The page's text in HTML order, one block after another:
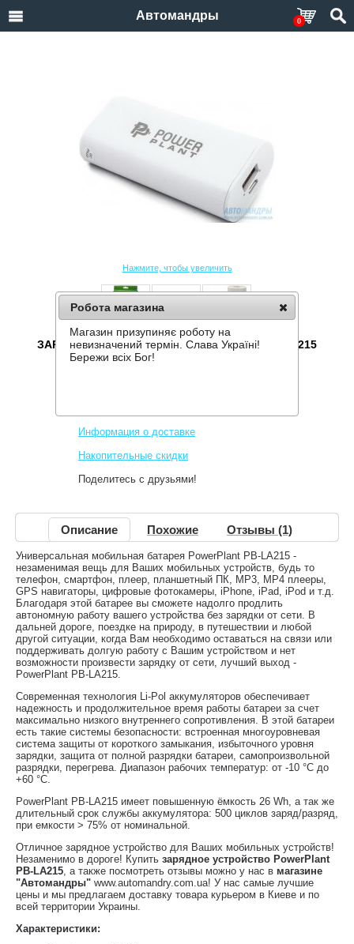
Автомандры 0
Нажмите, чтобы увеличить
ЗАРЯДНОЕ УСТРОЙСТВО POWERPLANT PB-LA215
Информация о доставке
Накопительные скидки
Поделитесь с друзьями!
Описание Похожие Отзывы (1)
Универсальная мобильная батарея PowerPlant PB-LA215 -
незаменимая вещь для Ваших мобильных устройств, будь то
телефон, смартфон, плеер, планшетный ПК, MP3, MP4 плееры,
GPS навигаторы, цифровые фотокамеры, iPhone, iPad, iPod и т.д.
Благодаря этой батарее вы сможете надолго продлить
автономную работу вашего устройства без зарядки от сети. В
дальней дороге, поездке на природу, в путешествии и любой
другой ситуации, когда Вам необходимо оставаться на связи или
поддерживать долгую работу с Вашим устройством и нет
возможности произвести зарядку от сети, лучший выход -
PowerPlant PB-LA215.
Современная технология Li-Pol аккумуляторов обеспечивает
надежность и продолжительное время работы батареи за счет
максимально низкого внутреннего сопротивления. В этой батареи
есть такие системы безопасности: встроенная многоуровневая
система защиты от короткого замыкания, избыточного уровня
зарядки, защита от полной разрядки батареи, самопроизвольной
разрядки, перегрева. Диапазон рабочих температур: от -10 °С до
+60 °С.
PowerPlant PB-LA215 имеет повышенную ёмкость 26 Wh, а так же
длительный срок службы аккумулятора: 500 циклов заряд/разряд,
при емкости > 75% от номинальной.
Отличное зарядное устройство для Ваших мобильных устройств!
Незаменимо в дороге! Купить зарядное устройство PowerPlant
PB-LA215, а также посмотреть отзывы можно у нас в магазине
"Автомандры" www.automandry.com.ua! У нас самые лучшие
цены и мы предлагаем доставку товара курьером в Киеве и по
всей территории Украины.
Характеристики:
Робота магазина
Магазин призупиняє роботу на
невизначений термін. Слава Україні!
Бережи всіх Бог!